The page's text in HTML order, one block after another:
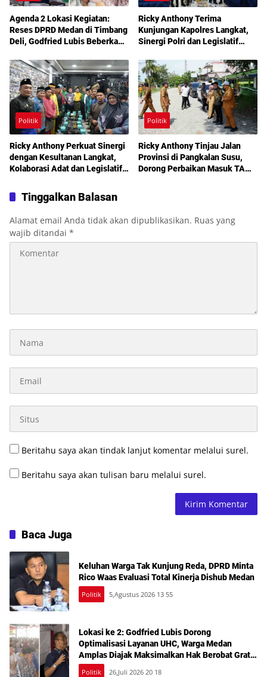
Agenda 2 Lokasi Kegiatan:
Reses DPRD Medan di Timbang
Deli, Godfried Lubis Beberkan
Layanan Kesehatan Gratis
Ricky Anthony Terima
Kunjungan Kapolres Langkat,
Sinergi Polri dan Legislatif
Politik
Ricky Anthony Perkuat Sinergi
dengan Kesultanan Langkat,
Kolaborasi Adat dan Legislatif
Politik
Ricky Anthony Tinjau Jalan
Provinsi di Pangkalan Susu,
Dorong Perbaikan Masuk TA
Tinggalkan Balasan
Alamat email Anda tidak akan dipublikasikan. Ruas yang
wajib ditandai *
Beritahu saya akan tindak lanjut komentar melalui surel.
Beritahu saya akan tulisan baru melalui surel.
Baca Juga
Keluhan Warga Tak Kunjung Reda, DPRD Minta
Rico Waas Evaluasi Total Kinerja Dishub Medan
Politik 5,Agustus 2026 13 55
Lokasi ke 2: Godfried Lubis Dorong
Optimalisasi Layanan UHC, Warga Medan
Amplas Diajak Maksimalkan Hak Berobat Gratis
Bermodal KTP
Politik 26,Juli 2026 20 18